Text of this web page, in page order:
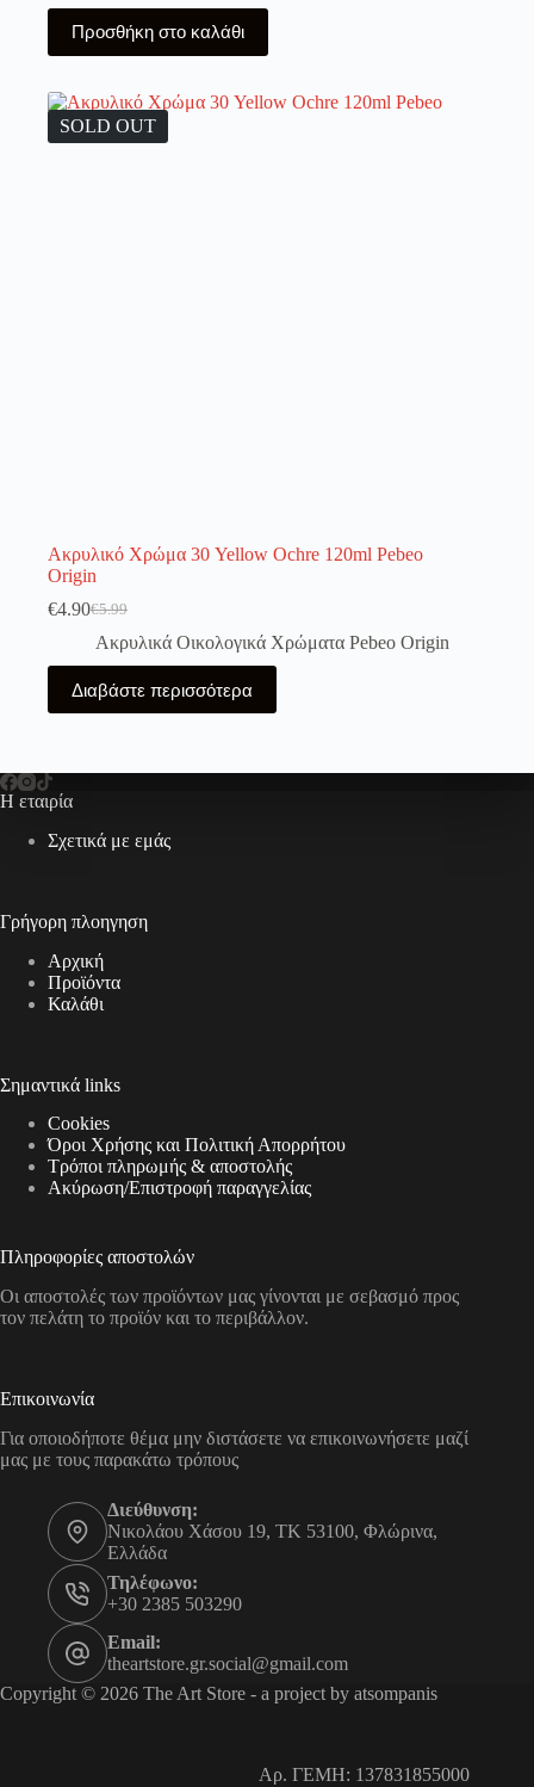
€5.99.
είναι:
€4.90.
Προσθήκη στο καλάθι
SOLD OUT
Ακρυλικό Χρώμα 30 Yellow Ochre 120ml Pebeo
Origin
€5.99
Original
price
was:
€5.99.
€4.90Η
τρέχουσα
τιμή
είναι:
€4.90.
Ακρυλικά Οικολογικά Χρώματα Pebeo Origin
Διαβάστε περισσότερα
Η εταιρία
Σχετικά με εμάς
Γρήγορη πλοηγηση
Αρχική
Προϊόντα
Καλάθι
Σημαντικά links
Cookies
Όροι Χρήσης και Πολιτική Απορρήτου
Τρόποι πληρωμής & αποστολής
Aκύρωση/Επιστροφή παραγγελίας
Πληροφορίες αποστολών
Οι αποστολές των προϊόντων μας γίνονται με σεβασμό προς
τον πελάτη το προϊόν και το περιβάλλον.
Επικοινωνία
Για οποιοδήποτε θέμα μην διστάσετε να επικοινωνήσετε μαζί
μας με τους παρακάτω τρόπους
Διεύθυνση:
Νικολάου Χάσου 19, ΤΚ 53100, Φλώρινα,
Ελλάδα
Τηλέφωνο:
+30 2385 503290
Email:
theartstore.gr.social@gmail.com
Copyright © 2026 The Art Store - a project by atsompanis
Αρ. ΓΕΜΗ: 137831855000